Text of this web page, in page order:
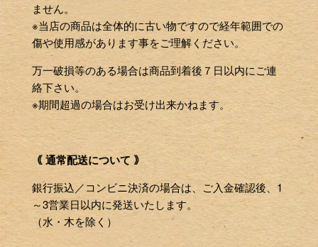
ません。
※当店の商品は全体的に古い物ですので経年範囲での
傷や使用感があります事をご理解ください。
万一破損等のある場合は商品到着後７日以内にご連
絡下さい。
※期間超過の場合はお受け出来かねます。
｟ 通常配送について ｠
銀行振込／コンビニ決済の場合は、ご入金確認後、1
～3営業日以内に発送いたします。
（水・木を除く）